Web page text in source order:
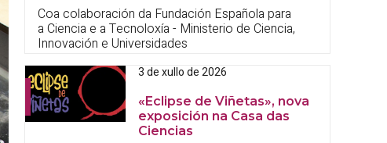
Coa colaboración da Fundación Española para
a Ciencia e a Tecnoloxía - Ministerio de Ciencia,
Innovación e Universidades
3 de xullo de 2026
«Eclipse de Viñetas», nova
exposición na Casa das
Ciencias